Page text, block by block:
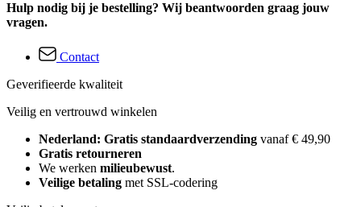
Hulp nodig bij je bestelling? Wij beantwoorden graag jouw
vragen.
Contact
Geverifieerde kwaliteit
Veilig en vertrouwd winkelen
Nederland: Gratis standaardverzending vanaf € 49,90
Gratis retourneren
We werken milieubewust.
Veilige betaling met SSL-codering